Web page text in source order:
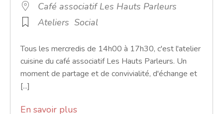
Café associatif Les Hauts Parleurs
Ateliers Social
Tous les mercredis de 14h00 à 17h30, c'est l'atelier
cuisine du café associatif Les Hauts Parleurs. Un
moment de partage et de convivialité, d'échange et
[...]
En savoir plus